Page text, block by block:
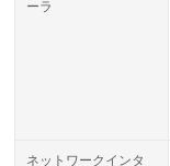
ーラ
ネットワークインタ